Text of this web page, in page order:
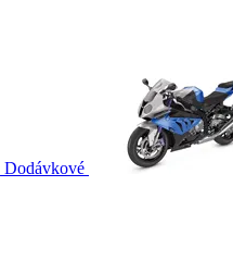
Dodávkové